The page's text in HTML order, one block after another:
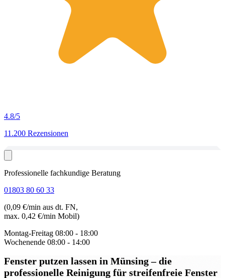
4.8/5
11.200 Rezensionen
Professionelle fachkundige Beratung
01803 80 60 33
(0,09 €/min aus dt. FN,
max. 0,42 €/min Mobil)
Montag-Freitag 08:00 - 18:00
Wochenende 08:00 - 14:00
Fenster putzen lassen in Münsing– die
professionelle Reinigung für streifenfreie Fenster